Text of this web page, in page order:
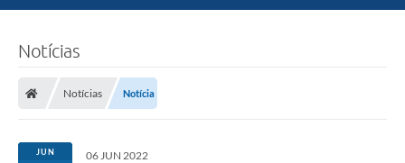
Notícias
Notícias Notícia
JUN 06 JUN 2022